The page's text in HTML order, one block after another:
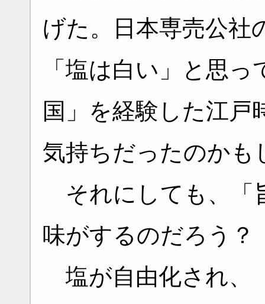
げた。日本専売公社
「塩は白い」と思
国」を経験した江戸
気持ちだったのかも
それにしても、「
味がするのだろう？
塩が自由化され、